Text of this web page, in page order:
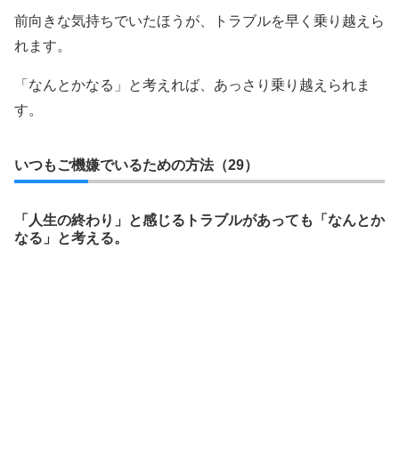
前向きな気持ちでいたほうが、トラブルを早く乗り越えら
れます。
「なんとかなる」と考えれば、あっさり乗り越えられま
す。
いつもご機嫌でいるための方法（29）
「人生の終わり」と感じるトラブルがあっても「なんとか
なる」と考える。